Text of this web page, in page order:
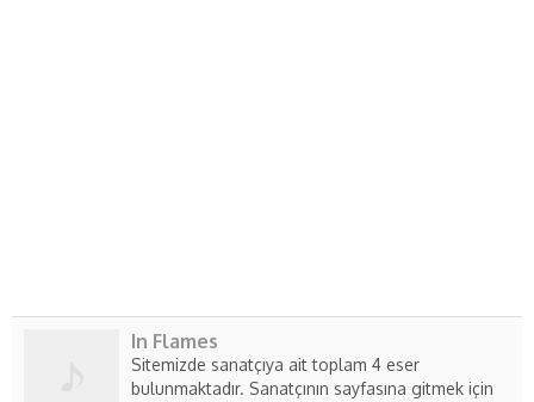
In Flames
Sitemizde sanatçıya ait toplam 4 eser
bulunmaktadır. Sanatçının sayfasına gitmek için